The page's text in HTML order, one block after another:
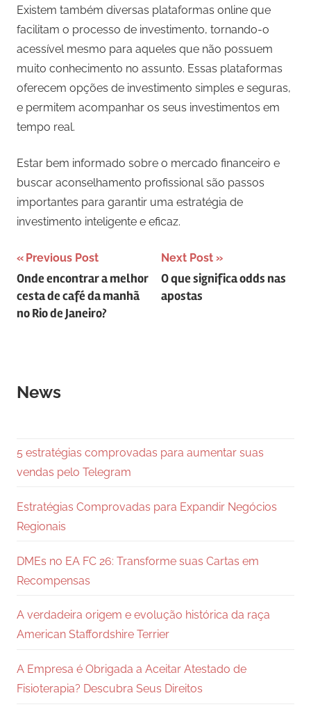
Existem também diversas plataformas online que
facilitam o processo de investimento, tornando-o
acessível mesmo para aqueles que não possuem
muito conhecimento no assunto. Essas plataformas
oferecem opções de investimento simples e seguras,
e permitem acompanhar os seus investimentos em
tempo real.
Estar bem informado sobre o mercado financeiro e
buscar aconselhamento profissional são passos
importantes para garantir uma estratégia de
investimento inteligente e eficaz.
Navegação
de
Post
Previous Post
Onde encontrar a melhor
cesta de café da manhã
no Rio de Janeiro?
Next Post
O que significa odds nas
apostas
News
5 estratégias comprovadas para aumentar suas
vendas pelo Telegram
Estratégias Comprovadas para Expandir Negócios
Regionais
DMEs no EA FC 26: Transforme suas Cartas em
Recompensas
A verdadeira origem e evolução histórica da raça
American Staffordshire Terrier
A Empresa é Obrigada a Aceitar Atestado de
Fisioterapia? Descubra Seus Direitos